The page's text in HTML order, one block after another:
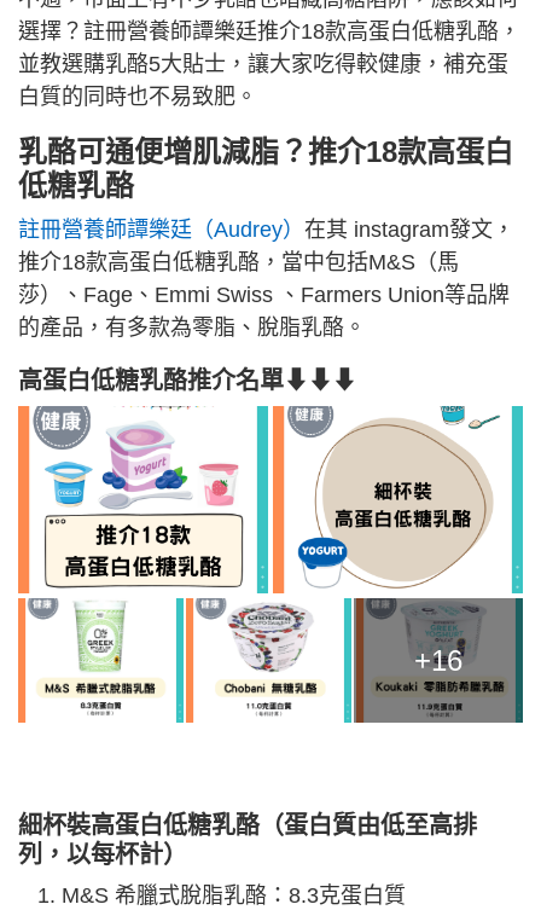
選擇？註冊營養師譚樂廷推介18款高蛋白低糖乳酪，
並教選購乳酪5大貼士，讓大家吃得較健康，補充蛋
白質的同時也不易致肥。
乳酪可通便增肌減脂？推介18款高蛋白
低糖乳酪
註冊營養師譚樂廷（Audrey） 在其 instagram發文，
推介18款高蛋白低糖乳酪，當中包括M&S（馬
莎）、Fage、Emmi Swiss 、Farmers Union等品牌
的產品，有多款為零脂、脫脂乳酪。
高蛋白低糖乳酪推介名單⬇⬇⬇
+16
細杯裝高蛋白低糖乳酪（蛋白質由低至高排
列，以每杯計）
M&S 希臘式脫脂乳酪：8.3克蛋白質